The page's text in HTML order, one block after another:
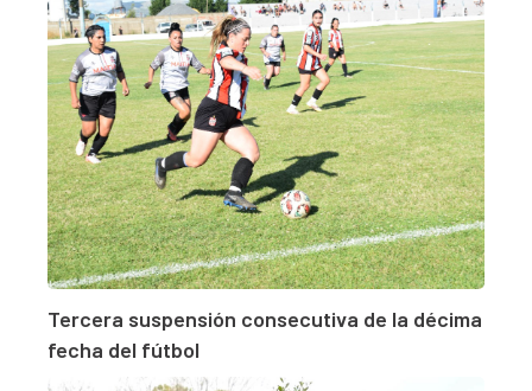
Tercera suspensión consecutiva de la décima
fecha del fútbol